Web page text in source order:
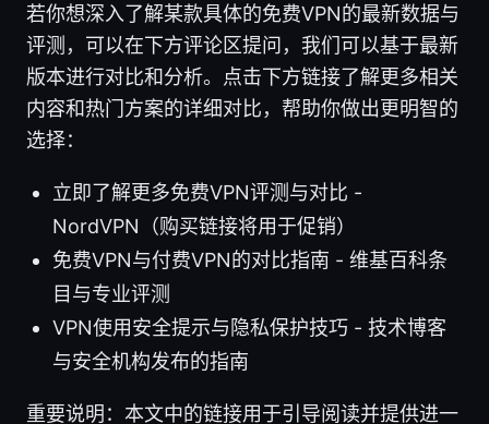
若你想深入了解某款具体的免费VPN的最新数据与
评测，可以在下方评论区提问，我们可以基于最新
版本进行对比和分析。点击下方链接了解更多相关
内容和热门方案的详细对比，帮助你做出更明智的
选择：
立即了解更多免费VPN评测与对比 -
NordVPN（购买链接将用于促销）
免费VPN与付费VPN的对比指南 - 维基百科条
目与专业评测
VPN使用安全提示与隐私保护技巧 - 技术博客
与安全机构发布的指南
重要说明：本文中的链接用于引导阅读并提供进一